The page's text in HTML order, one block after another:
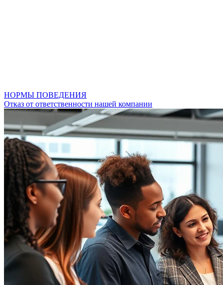
НОРМЫ ПОВЕДЕНИЯ
Отказ от ответственности нашей компании